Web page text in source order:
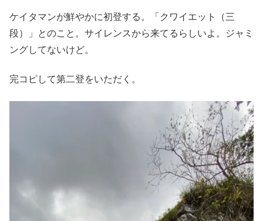
ケイタマンが鮮やかに初登する。「クワイエット（三
段）」とのこと。サイレンスから来てるらしいよ。ジャミ
ングしてないけど。
完コピして第二登をいただく。